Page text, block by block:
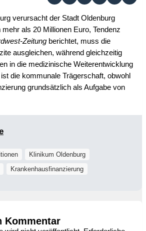
verursacht der Stadt Oldenburg
als 20 Millionen Euro, Tendenz
Zeitung berichtet, muss die
ausgleichen, während gleichzeitig
in die medizinische Weiterentwicklung
die kommunale Trägerschaft, obwohl
grundsätzlich als Aufgabe von
Klinikum Oldenburg
Krankenhausfinanzierung
Kommentar